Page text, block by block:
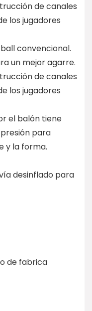
de canales
los jugadores
convencional.
un mejor agarre.
de canales
los jugadores
el balón tiene
para
y la forma.
desinflado para
de fabrica